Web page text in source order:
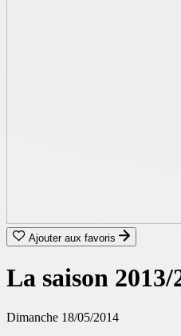
Ajouter aux favoris
La saison
Dimanche 18/05/2014